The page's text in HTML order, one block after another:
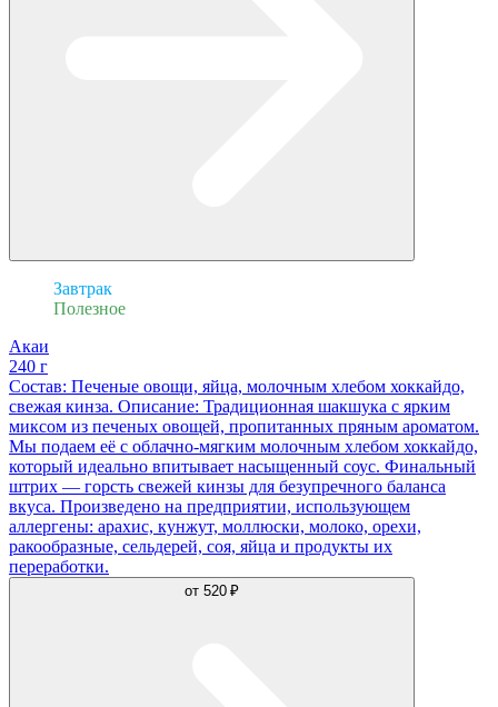
Завтрак
Полезное
Акаи
240 г
Состав: Печеные овощи, яйца, молочным хлебом хоккайдо,
свежая кинза. Описание: Традиционная шакшука с ярким
миксом из печеных овощей, пропитанных пряным ароматом.
Мы подаем её с облачно-мягким молочным хлебом хоккайдо,
который идеально впитывает насыщенный соус. Финальный
штрих — горсть свежей кинзы для безупречного баланса
вкуса. Произведено на предприятии, использующем
аллергены: арахис, кунжут, моллюски, молоко, орехи,
ракообразные, сельдерей, соя, яйца и продукты их
переработки.
от 520 ₽